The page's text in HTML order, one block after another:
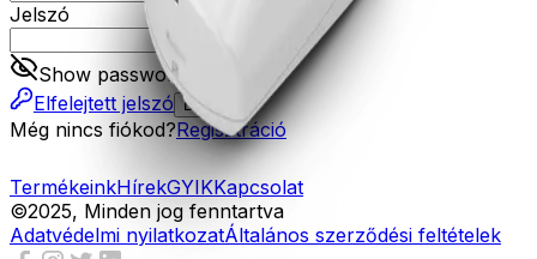
Jelszó
Show password
Elfelejtett jelszó Belépés
Még nincs fiókod?Regisztráció
TermékeinkHírekGYIKKapcsolat
©2025, Minden jog fenntartva
Adatvédelmi nyilatkozatÁltalános szerződési feltételek